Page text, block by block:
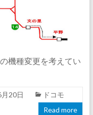
機種変更を考えてい
20日
ドコモ
Read more